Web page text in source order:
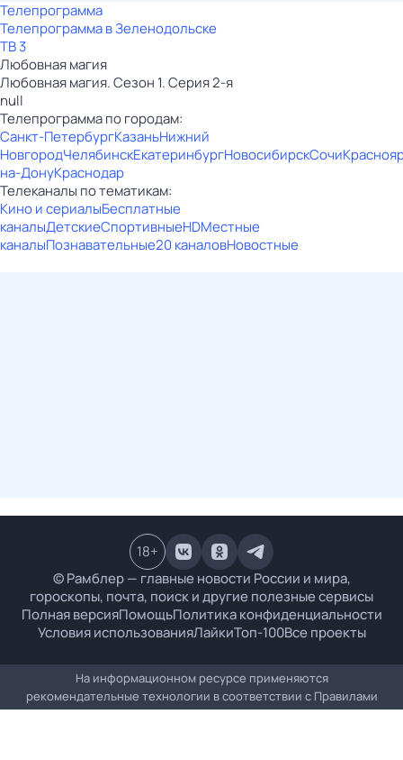
Телепрограмма
Телепрограмма в Зеленодольске
ТВ 3
Любовная магия
Любовная магия. Сезон 1. Серия 2-я
null
Телепрограмма по городам:
Санкт-ПетербургКазаньНижний
НовгородЧелябинскЕкатеринбургНовосибирскСочи
на-ДонуКраснодар
Телеканалы по тематикам:
Кино и сериалыБесплатные
каналыДетскиеСпортивныеHDМестные
каналыПознавательные20 каналовНовостные
© Рамблер — главные новости России и мира,
гороскопы, почта, поиск и другие полезные сервисы
Полная версияПомощьПолитика конфиденциальности
Условия использованияЛайкиТоп-100Все проекты
18+
На информационном ресурсе применяются
рекомендательные технологии в соответствии с Правилами